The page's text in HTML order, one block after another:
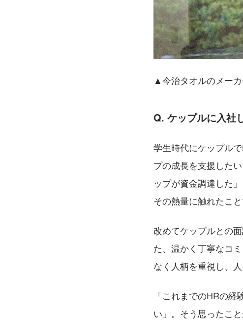
▲今治タオルのメー
Q. ケップルに入社
学生時代にケップル
プの成長を支援した
ップが資金調達した
その熱量に触れたこ
改めてケップルとの
た、温かく丁寧なコ
なく人柄を重視し、
「これまでのHRの
い」。そう思ったこ